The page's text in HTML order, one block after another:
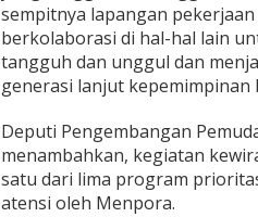
sempitnya lapangan
berkolaborasi di hal-hal lain
tangguh dan unggul dan
generasi lanjut kepemimpinan
Deputi Pengembangan
menambahkan, kegiatan
satu dari lima program
atensi oleh Menpora.